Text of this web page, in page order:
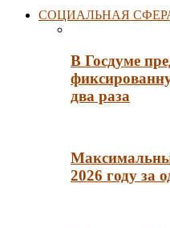
СОЦИАЛЬНАЯ
В Госдуме
два раза
2026 году за